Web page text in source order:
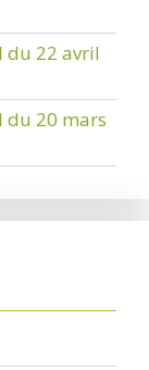
du 22 avril
du 20 mars